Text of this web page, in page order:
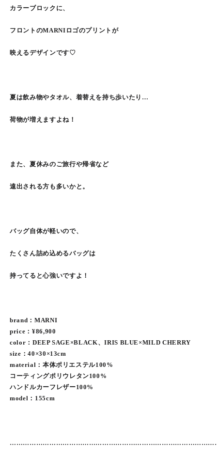
カラーブロックに、
フロントのMARNIロゴのプリントが
映えるデザインです♡
夏は飲み物やタオル、着替えを持ち歩いたり…
荷物が増えますよね！
また、夏休みのご旅行や帰省など
遠出される方も多いかと。
バッグ自体が軽いので、
たくさん詰め込めるバッグは
持ってると心強いですよ！
brand：MARNI
price：¥86,900
color：DEEP SAGE×BLACK、IRIS BLUE×MILD CHERRY
size：40×30×13cm
material：本体ポリエステル100%
コーティングポリウレタン100%
ハンドルカーフレザー100%
model：155cm